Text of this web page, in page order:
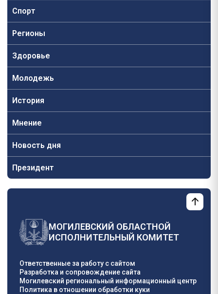
Спорт
Регионы
Здоровье
Молодежь
История
Мнение
Новость дня
Президент
МОГИЛЕВСКИЙ ОБЛАСТНОЙ
ИСПОЛНИТЕЛЬНЫЙ КОМИТЕТ
Ответственные за работу с сайтом
Разработка и сопровождение сайта
Могилевский региональный информационный центр
Политика в отношении обработки куки